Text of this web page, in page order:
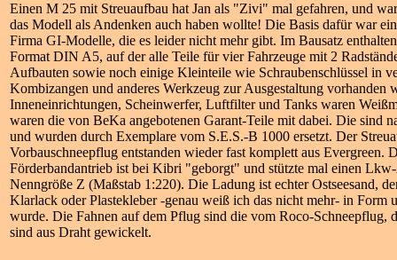
Einen M 25 mit Streuaufbau hat Jan als "Zivi" mal gefahren, und
das Modell als Andenken auch haben wollte! Die Basis dafür war
Firma GI-Modelle, die es leider nicht mehr gibt. Im Bausatz
Format DIN A5, auf der alle Teile für vier Fahrzeuge mit 2
Aufbauten sowie noch einige Kleinteile wie Schraubenschlüssel in
Kombizangen und anderes Werkzeug zur Ausgestaltung vorhanden
Inneneinrichtungen, Scheinwerfer, Luftfilter und Tanks waren
waren die von BeKa angebotenen Garant-Teile mit dabei. Die sind
und wurden durch Exemplare vom S.E.S.-B 1000 ersetzt. Der
Vorbauschneepflug entstanden wieder fast komplett aus Evergreen.
Förderbandantrieb ist bei Kibri "geborgt" und stützte mal einen
Nenngröße Z (Maßstab 1:220). Die Ladung ist echter Ostseesand,
Klarlack oder Plastekleber -genau weiß ich das nicht mehr- in Form
wurde. Die Fahnen auf dem Pflug sind die vom Roco-Schneepflug,
sind aus Draht gewickelt.